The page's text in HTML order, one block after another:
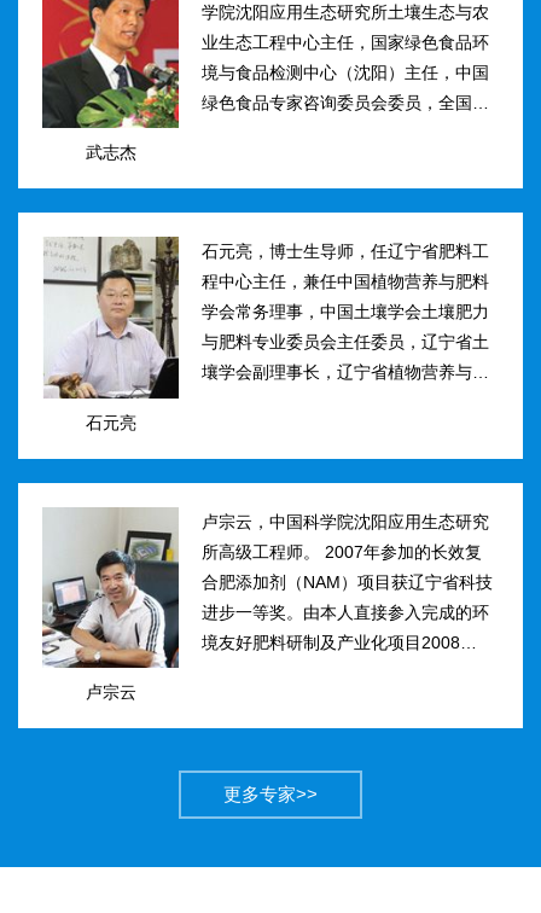
武志杰
学院沈阳应用生态研究所土壤生态与农
业生态工程中心主任，国家绿色食品环
境与食品检测中心（沈阳）主任，中国
绿色食品专家咨询委员会委员，全国肥
学调控、新型缓控释肥料研制；土壤...
石元亮
石元亮，博士生导师，任辽宁省肥料工
程中心主任，兼任中国植物营养与肥料
学会常务理事，中国土壤学会土壤肥力
与肥料专业委员会主任委员，辽宁省土
壤学会副理事长，辽宁省植物营养与肥
家“十二五&rdqu...
卢宗云
卢宗云，中国科学院沈阳应用生态研究
所高级工程师。 2007年参加的长效复
合肥添加剂（NAM）项目获辽宁省科技
进步一等奖。由本人直接参入完成的环
境友好肥料研制及产业化项目2008年获
市有突出贡献中青年专...
更多专家>>